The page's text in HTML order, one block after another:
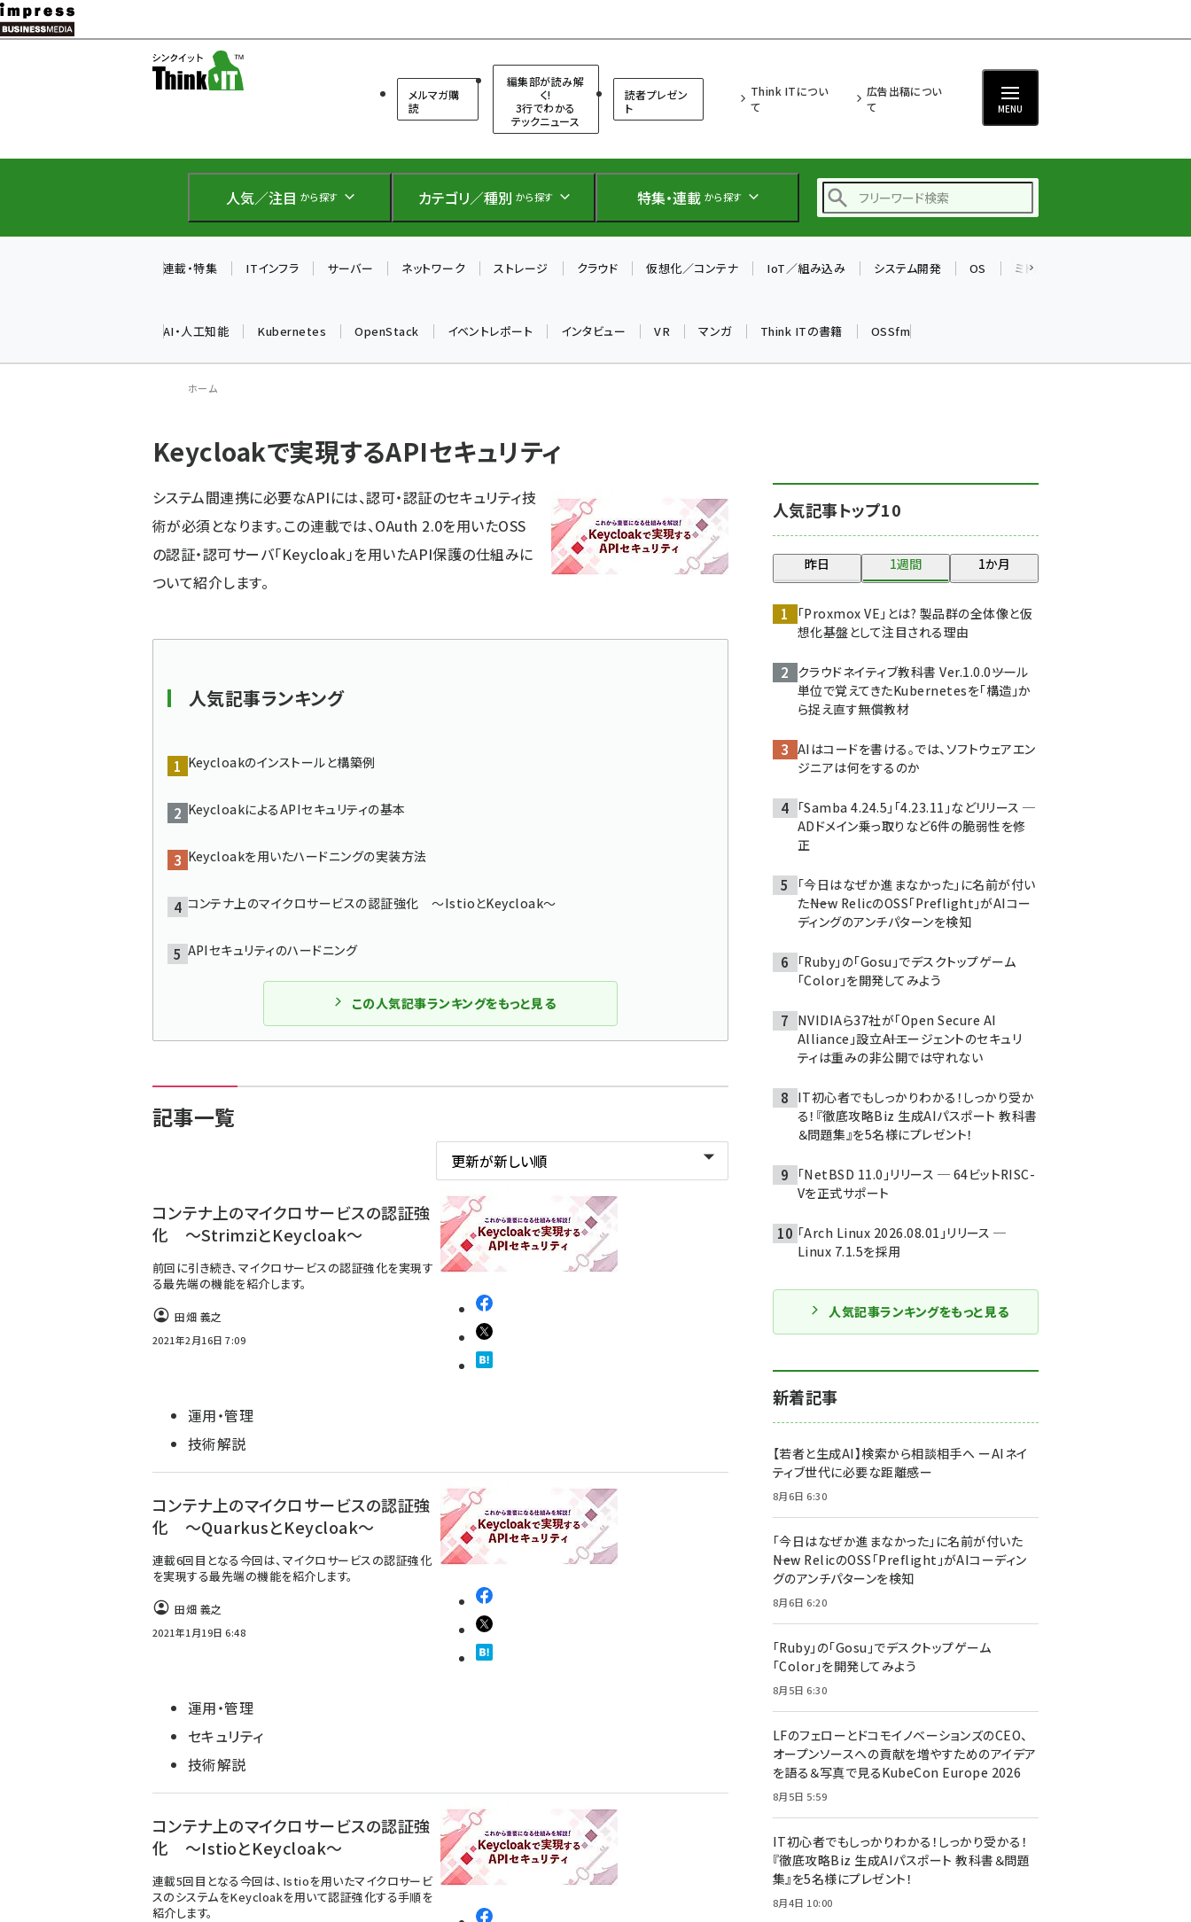
メ
イ
テ
に
メルマガ購
読
編集部が読み解
く!
3行でわかる
テックニュース
読者プレゼン
ト
Think ITについ
て
広告出稿につい
て
MENU
人気／注目 から探す カテゴリ／種別 から探す 特集・連載 から探す
仲間と築いた勝利の絆～
drupal (1940)
genai (1473)
ai crunch (1347)
連載・特集 ITインフラ サーバー ネットワーク ストレージ クラウド 仮想化／コンテナ IoT／組み込み システム開発 OS ミドルウェア
AI・人工知能 Kubernetes OpenStack イベントレポート インタビュー VR マンガ Think ITの書籍 OSSfm
ン
く
ず
ホーム
Keycloakで実現するAPIセキュリティ
システム間連携に必要なAPIには、認可・認証のセキュリティ技
術が必須となります。この連載では、OAuth 2.0を用いたOSS
の認証・認可サーバ「Keycloak」を用いたAPI保護の仕組みに
ついて紹介します。
人気記事ランキング
Keycloakのインストールと構築例
KeycloakによるAPIセキュリティの基本
Keycloakを用いたハードニングの実装方法
コンテナ上のマイクロサービスの認証強化 ～IstioとKeycloak～
APIセキュリティのハードニング
この人気記事ランキングをもっと見る
記事一覧
コンテナ上のマイクロサービスの認証強
化 ～StrimziとKeycloak～
前回に引き続き、マイクロサービスの認証強化を実現す
る最先端の機能を紹介します。
田畑 義之
2021年2月16日 7:09
運用・管理
技術解説
コンテナ上のマイクロサービスの認証強
化 ～QuarkusとKeycloak～
連載6回目となる今回は、マイクロサービスの認証強化
を実現する最先端の機能を紹介します。
田畑 義之
2021年1月19日 6:48
運用・管理
セキュリティ
技術解説
コンテナ上のマイクロサービスの認証強
化 ～IstioとKeycloak～
連載5回目となる今回は、Istioを用いたマイクロサービ
スのシステムをKeycloakを用いて認証強化する手順を
紹介します。
人気記事トップ10
昨日 1週間 1か月
「Proxmox VE」とは? 製品群の全体像と仮
想化基盤として注目される理由
クラウドネイティブ教科書 Ver.1.0.0――ツール
単位で覚えてきたKubernetesを「構造」か
ら捉え直す無償教材
AIはコードを書ける。では、ソフトウェアエン
ジニアは何をするのか
「Samba 4.24.5」「4.23.11」などリリース ─
ADドメイン乗っ取りなど6件の脆弱性を修
正
「今日はなぜか進まなかった」に名前が付い
た――New RelicのOSS「Preflight」がAIコー
ディングのアンチパターンを検知
「Ruby」の「Gosu」でデスクトップゲーム
「Color」を開発してみよう
NVIDIAら37社が「Open Secure AI
Alliance」設立――AIエージェントのセキュリ
ティは重みの非公開では守れない
IT初心者でもしっかりわかる！しっかり受か
る！『徹底攻略Biz 生成AIパスポート 教科書
＆問題集』を5名様にプレゼント！
「NetBSD 11.0」リリース ─ 64ビットRISC-
Vを正式サポート
「Arch Linux 2026.08.01」リリース ─
Linux 7.1.5を採用
人気記事ランキングをもっと見る
新着記事
【若者と生成AI】検索から相談相手へ ーAIネイ
ティブ世代に必要な距離感ー
8月6日 6:30
「今日はなぜか進まなかった」に名前が付いた
――New RelicのOSS「Preflight」がAIコーディン
グのアンチパターンを検知
8月6日 6:20
「Ruby」の「Gosu」でデスクトップゲーム
「Color」を開発してみよう
8月5日 6:30
LFのフェローとドコモイノベーションズのCEO、
オープンソースへの貢献を増やすためのアイデア
を語る＆写真で見るKubeCon Europe 2026
8月5日 5:59
IT初心者でもしっかりわかる！しっかり受かる！
『徹底攻略Biz 生成AIパスポート 教科書＆問題
集』を5名様にプレゼント！
8月4日 10:00